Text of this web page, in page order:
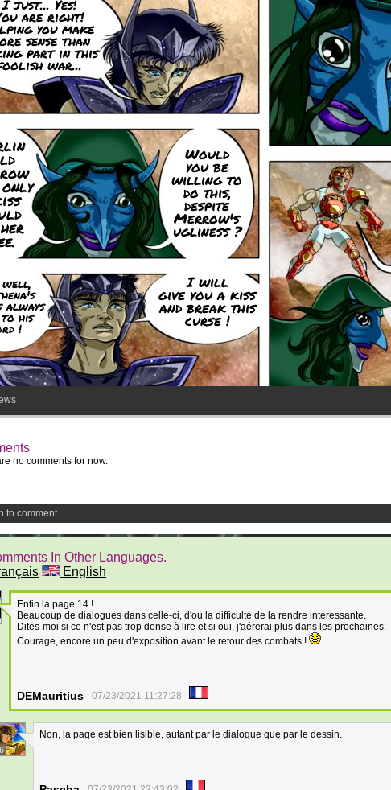
I just... Yes!
are right!
you make
sense than
part in this
war...
Would
you be
willing to
do this,
despite
Merrow's
ugliness ?
well,
always
his
!
I will
give you a kiss
and break this
curse !
no comments for now.
to comment
In Other Languages.
English
Enfin la page 14 !
Beaucoup de dialogues dans celle-ci, d'où la difficulté de la rendre intéressante.
Dites-moi si ce n'est pas trop dense à lire et si oui, j'aérerai plus dans les prochaines.
Courage, encore un peu d'exposition avant le retour des combats !
DEMauritius 07/23/2021 11:27:28
Non, la page est bien lisible, autant par le dialogue que par le dessin.